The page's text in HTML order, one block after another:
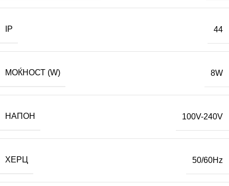
IP 44
МОЌНОСТ (W) 8W
НАПОН 100V-240V
ХЕРЦ 50/60Hz